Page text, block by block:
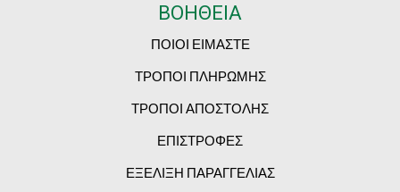
ΒΟΗΘΕΙΑ
ΠΟΙΟΙ ΕΙΜΑΣΤΕ
ΤΡΟΠΟΙ ΠΛΗΡΩΜΗΣ
ΤΡΟΠΟΙ ΑΠΟΣΤΟΛΗΣ
ΕΠΙΣΤΡΟΦΕΣ
ΕΞΕΛΙΞΗ ΠΑΡΑΓΓΕΛΙΑΣ